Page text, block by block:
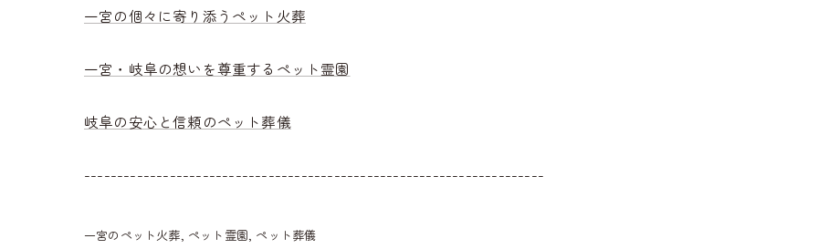
一宮の個々に寄り添うペット火葬
一宮・岐阜の想いを尊重するペット霊園
岐阜の安心と信頼のペット葬儀
----------------------------------------------------------------------
一宮のペット火葬 ペット霊園 ペット葬儀